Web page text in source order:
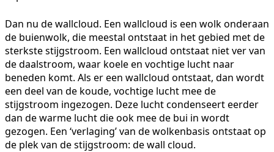
Dan nu de wallcloud. Een wallcloud is een wolk onderaan
de buienwolk, die meestal ontstaat in het gebied met de
sterkste stijgstroom. Een wallcloud ontstaat niet ver van
de daalstroom, waar koele en vochtige lucht naar
beneden komt. Als er een wallcloud ontstaat, dan wordt
een deel van de koude, vochtige lucht mee de
stijgstroom ingezogen. Deze lucht condenseert eerder
dan de warme lucht die ook mee de bui in wordt
gezogen. Een ‘verlaging’ van de wolkenbasis ontstaat op
de plek van de stijgstroom: de wall cloud.